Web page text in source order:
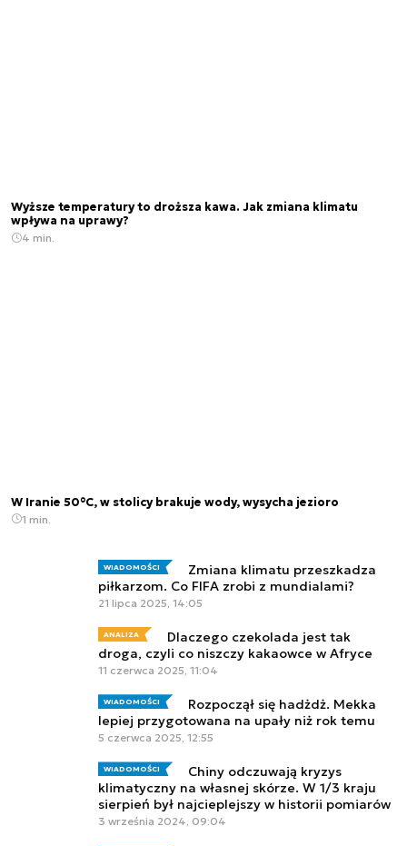
Wyższe temperatury to droższa kawa. Jak zmiana klimatu
wpływa na uprawy?
4 min.
W Iranie 50°C, w stolicy brakuje wody, wysycha jezioro
1 min.
WIADOMOŚCI
Zmiana klimatu przeszkadza
piłkarzom. Co FIFA zrobi z mundialami?
21 lipca 2025, 14:05
ANALIZA
Dlaczego czekolada jest tak
droga, czyli co niszczy kakaowce w Afryce
11 czerwca 2025, 11:04
WIADOMOŚCI
Rozpoczął się hadżdż. Mekka
lepiej przygotowana na upały niż rok temu
5 czerwca 2025, 12:55
WIADOMOŚCI
Chiny odczuwają kryzys
klimatyczny na własnej skórze. W 1/3 kraju
sierpień był najcieplejszy w historii pomiarów
3 września 2024, 09:04